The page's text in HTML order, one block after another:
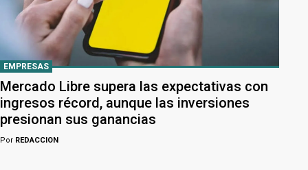
EMPRESAS
Mercado Libre supera las expectativas con
ingresos récord, aunque las inversiones
presionan sus ganancias
Por REDACCION